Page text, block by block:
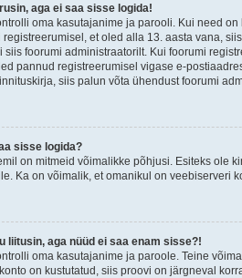
aga ei saa sisse logida!
oma kasutajanime ja parooli. Kui need
et oled alla 13. aasta vana,
siis foorumi administraatorilt. Kui foorumi
pannud registreerumisel vigase e-
siis palun võta ühendust foorumi
sisse logida?
on mitmeid võimalikke põhjusi. Esiteks ole
Ka on võimalik, et omanikul on veebiserveri
liitusin, aga nüüd ei saa enam sisse?!
oma kasutajanime ja paroole. Teine
on kustutatud, siis proovi on järgneval